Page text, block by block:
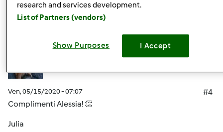
Accedi registrati
Iscritto : 11.12.2014
Ven, 05/15/2020 - 07:07
#4
Complimenti Alessia! 👏
Julia
research and services development.
List of Partners (vendors)
Show Purposes I Accept